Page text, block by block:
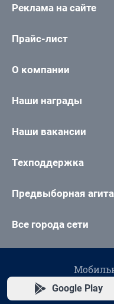
Реклама на сайте
Прайс-лист
О компании
Наши награды
Наши вакансии
Техподдержка
Предвыборная
Все города сети
Google Play